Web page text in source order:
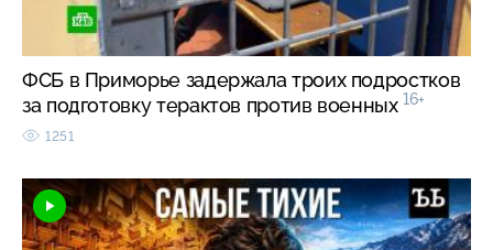
ФСБ в Приморье задержала троих подростков
за подготовку терактов против военных 16+
1251